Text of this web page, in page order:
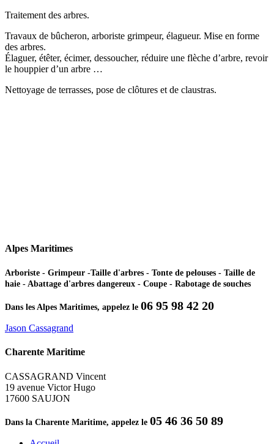
Traitement des arbres.
Travaux de bûcheron, arboriste grimpeur, élagueur. Mise en forme
des arbres.
Élaguer, étêter, écimer, dessoucher, réduire une flèche d’arbre, revoir
le houppier d’un arbre …
Nettoyage de terrasses, pose de clôtures et de claustras.
Alpes Maritimes
Arboriste - Grimpeur -Taille d'arbres - Tonte de pelouses - Taille de
haie - Abattage d'arbres dangereux - Coupe - Rabotage de souches
Dans les Alpes Maritimes, appelez le 06 95 98 42 20
Jason Cassagrand
Charente Maritime
CASSAGRAND Vincent
19 avenue Victor Hugo
17600 SAUJON
Dans la Charente Maritime, appelez le 05 46 36 50 89